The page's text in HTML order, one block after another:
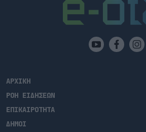
ΑΡΧΙΚΗ
ΡΟΗ ΕΙΔΗΣΕΩΝ
ΕΠΙΚΑΙΡΟΤΗΤΑ
ΔΗΜΟΙ